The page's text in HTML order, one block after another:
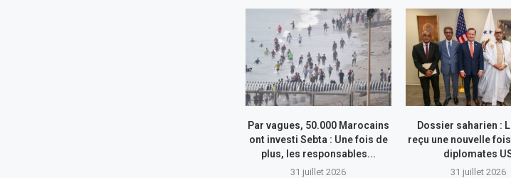
Par vagues, 50.000 Marocains
ont investi Sebta : Une fois de
plus, les responsables...
31 juillet 2026
Dossier saharien :
reçu une nouvelle
diplomates
31 juillet 2026